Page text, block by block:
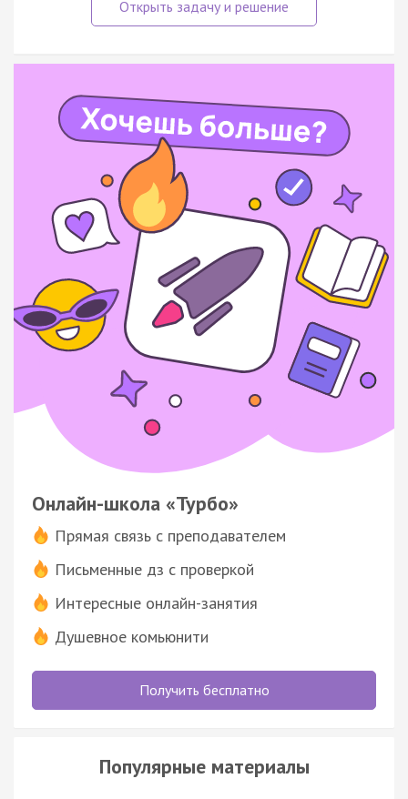
Онлайн-школа «Турбо»
Прямая связь с преподавателем
Письменные дз с проверкой
Интересные онлайн-занятия
Душевное комьюнити
Получить бесплатно
Популярные материалы